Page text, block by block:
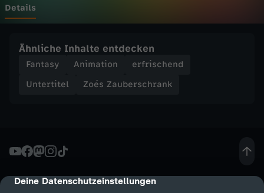
cmp-dialog-description
Deine Datenschutzeinstellungen
h
a
-
T
Details
Ähnliche Inhalte entdecken
Fantasy Animation
erfrischend
Untertitel
Zoés Zauberschrank